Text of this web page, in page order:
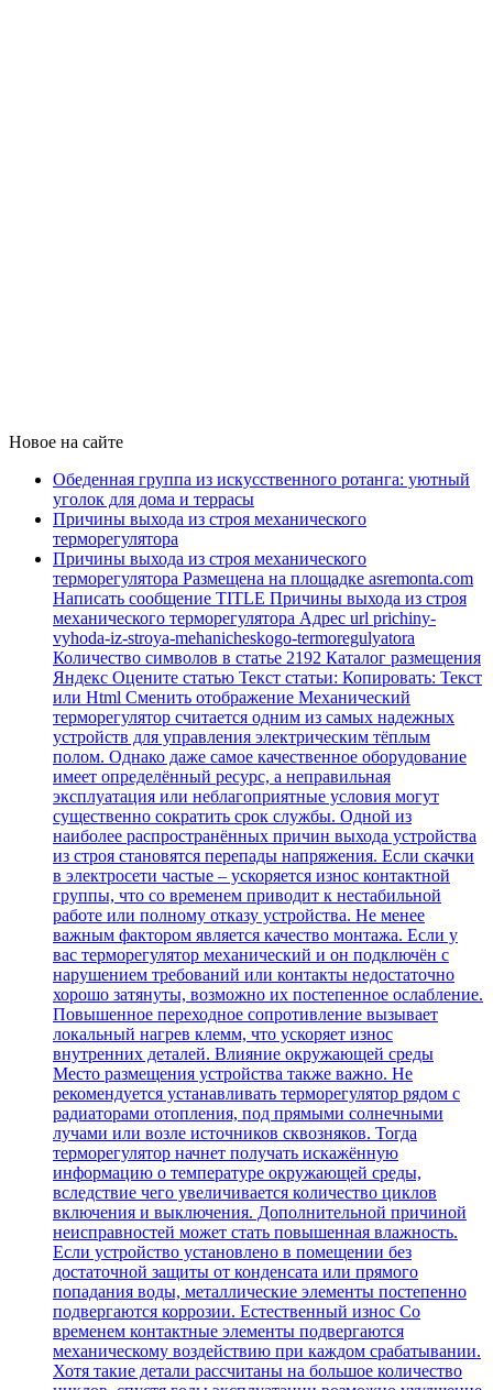
Новое на сайте
Обеденная группа из искусственного ротанга: уютный
уголок для дома и террасы
Причины выхода из строя механического
терморегулятора
Причины выхода из строя механического
терморегулятора Размещена на площадке asremonta.com
Написать сообщение TITLE Причины выхода из строя
механического терморегулятора Адрес url prichiny-
vyhoda-iz-stroya-mehanicheskogo-termoregulyatora
Количество символов в статье 2192 Каталог размещения
Яндекс Оцените статью Текст статьи: Копировать: Текст
или Html Cменить отображение Механический
терморегулятор считается одним из самых надежных
устройств для управления электрическим тёплым
полом. Однако даже самое качественное оборудование
имеет определённый ресурс, а неправильная
эксплуатация или неблагоприятные условия могут
существенно сократить срок службы. Одной из
наиболее распространённых причин выхода устройства
из строя становятся перепады напряжения. Если скачки
в электросети частые – ускоряется износ контактной
группы, что со временем приводит к нестабильной
работе или полному отказу устройства. Не менее
важным фактором является качество монтажа. Если у
вас терморегулятор механический и он подключён с
нарушением требований или контакты недостаточно
хорошо затянуты, возможно их постепенное ослабление.
Повышенное переходное сопротивление вызывает
локальный нагрев клемм, что ускоряет износ
внутренних деталей. Влияние окружающей среды
Место размещения устройства также важно. Не
рекомендуется устанавливать терморегулятор рядом с
радиаторами отопления, под прямыми солнечными
лучами или возле источников сквозняков. Тогда
терморегулятор начнет получать искажённую
информацию о температуре окружающей среды,
вследствие чего увеличивается количество циклов
включения и выключения. Дополнительной причиной
неисправностей может стать повышенная влажность.
Если устройство установлено в помещении без
достаточной защиты от конденсата или прямого
попадания воды, металлические элементы постепенно
подвергаются коррозии. Естественный износ Со
временем контактные элементы подвергаются
механическому воздействию при каждом срабатывании.
Хотя такие детали рассчитаны на большое количество